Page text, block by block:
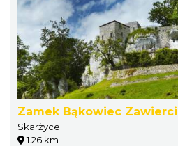
Zamek Bąkowiec
Skarżyce
1.26 km